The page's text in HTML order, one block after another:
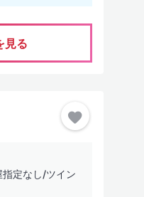
見る
定なし/ツイン